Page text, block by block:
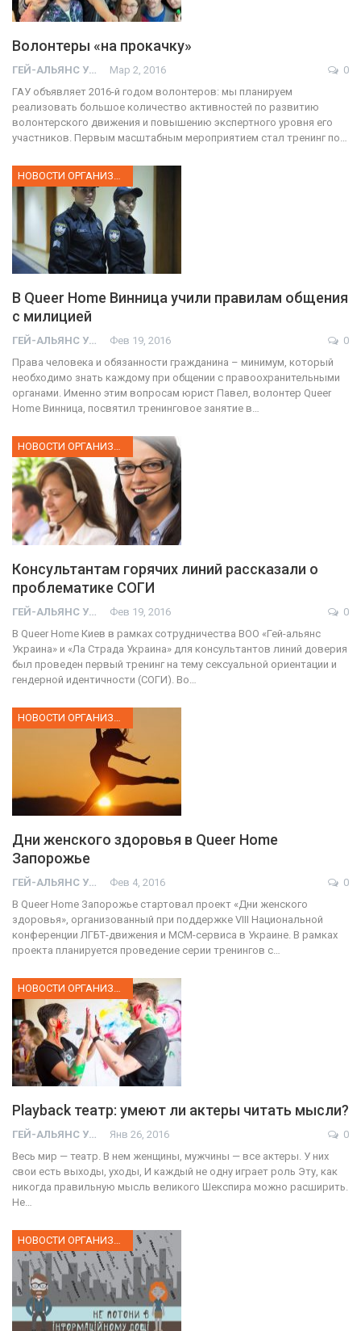
Волонтеры «на прокачку»
ГЕЙ-АЛЬЯНС УКРАИНА Мар 2, 2016
0
ГАУ объявляет 2016-й годом волонтеров: мы планируем
реализовать большое количество активностей по развитию
волонтерского движения и повышению экспертного уровня его
участников. Первым масштабным мероприятием стал тренинг по…
В Queer Home Винница учили правилам общения
с милицией
ГЕЙ-АЛЬЯНС УКРАИНА Фев 19, 2016
0
Права человека и обязанности гражданина – минимум, который
необходимо знать каждому при общении с правоохранительными
органами. Именно этим вопросам юрист Павел, волонтер Queer
Home Винница, посвятил тренинговое занятие в…
НОВОСТИ ОРГАНИЗАЦИИ
Консультантам горячих линий рассказали о
проблематике СОГИ
ГЕЙ-АЛЬЯНС УКРАИНА Фев 19, 2016
0
В Queer Home Киев в рамках сотрудничества ВОО «Гей-альянс
Украина» и «Ла Страда Украина» для консультантов линий доверия
был проведен первый тренинг на тему сексуальной ориентации и
гендерной идентичности (СОГИ). Во…
Дни женского здоровья в Queer Home
Запорожье
ГЕЙ-АЛЬЯНС УКРАИНА Фев 4, 2016
0
В Queer Home Запорожье стартовал проект «Дни женского
здоровья», организованный при поддержке VIII Национальной
конференции ЛГБТ-движения и МСМ-сервиса в Украине. В рамках
проекта планируется проведение серии тренингов с…
НОВОСТИ ОРГАНИЗАЦИИ
Playback театр: умеют ли актеры читать мысли?
ГЕЙ-АЛЬЯНС УКРАИНА Янв 26, 2016
0
Весь мир — театр. В нем женщины, мужчины — все актеры. У них
свои есть выходы, уходы, И каждый не одну играет роль Эту, как
никогда правильную мысль великого Шекспира можно расширить.
Не…
НОВОСТИ ОРГАНИЗАЦИИ